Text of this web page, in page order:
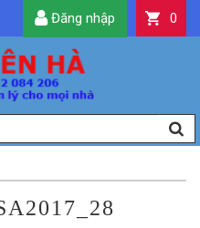
0
Đăng nhập